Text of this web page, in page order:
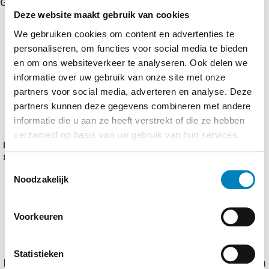
Deze website maakt gebruik van cookies
We gebruiken cookies om content en advertenties te
personaliseren, om functies voor social media te bieden
en om ons websiteverkeer te analyseren. Ook delen we
informatie over uw gebruik van onze site met onze
partners voor social media, adverteren en analyse. Deze
partners kunnen deze gegevens combineren met andere
informatie die u aan ze heeft verstrekt of die ze hebben
verzameld op basis van uw gebruik van hun services.
Noodzakelijk
Voorkeuren
Statistieken
Gerelateerde producten
Kenko ZXII protector filter
82mm
TOEVOEGEN AAN WINKELWAGEN
Scherpgesteld door klanten
Bij Pieter een 200-500mm lens voor Nikon besteld.
Prijs was zeer concurrerend met de grote bedrijven en